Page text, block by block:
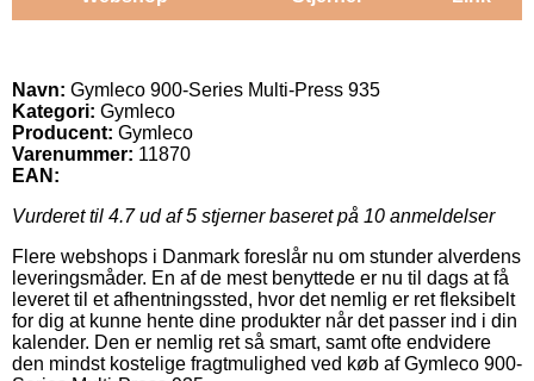
Navn: Gymleco 900-Series Multi-Press 935
Kategori: Gymleco
Producent: Gymleco
Varenummer: 11870
EAN:
Vurderet til 4.7ud af 5 stjerner baseret på 10 anmeldelser
Flere webshops i Danmark foreslår nu om stunder alverdens
leveringsmåder. En af de mest benyttede er nu til dags at få
leveret til et afhentningssted, hvor det nemlig er ret fleksibelt
for dig at kunne hente dine produkter når det passer ind i din
kalender. Den er nemlig ret så smart, samt ofte endvidere
den mindst kostelige fragtmulighed ved køb af Gymleco 900-